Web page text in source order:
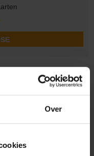
Over
met de MSC Sinfonia